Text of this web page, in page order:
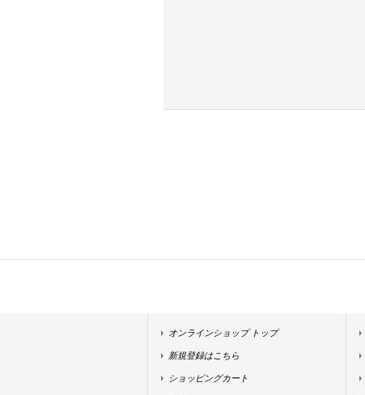
オンラインショップ トップ
新規登録はこちら
ショッピングカート